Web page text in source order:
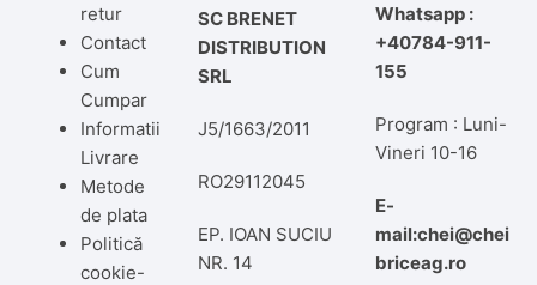
retur
Contact
Cum
Cumpar
Informatii
Livrare
Metode
de plata
Politică
cookie-
SC BRENET
DISTRIBUTION
SRL
J5/1663/2011
RO29112045
EP. IOAN SUCIU
NR. 14
Whatsapp :
+40784-911-
155
Program : Luni-
Vineri 10-16
E-
mail:chei@chei
briceag.ro